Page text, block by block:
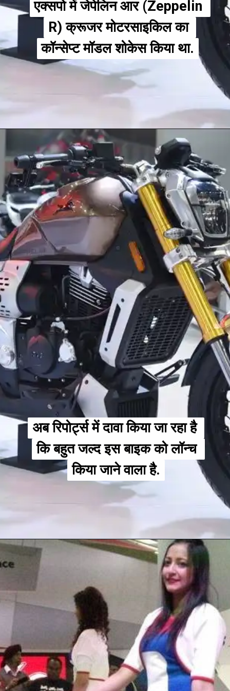
एक्सपो में जेपेलिन आर (Zeppelin
R) क्रूजर मोटरसाइकिल का
कॉन्सेप्ट मॉडल शोकेस किया था.
एक्सपो में जेपेलिन आर (Zeppelin
R) क्रूजर मोटरसाइकिल का
कॉन्सेप्ट मॉडल शोकेस किया था.
अब रिपोर्ट्स में दावा किया जा रहा है
कि बहुत जल्द इस बाइक को लॉन्च
किया जाने वाला है.
अब रिपोर्ट्स में दावा किया जा रहा है
कि बहुत जल्द इस बाइक को लॉन्च
किया जाने वाला है.